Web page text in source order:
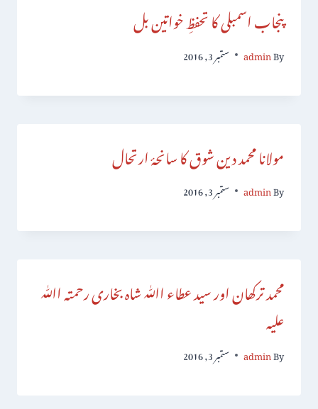
پنجاب اسمبلی کا تحفظِ خواتین بل
By
admin ستمبر 3, 2016
مولانا محمد دین شوق کا سانحۂ ارتحال
By
admin ستمبر 3, 2016
محمد ترکھان اور سید عطاء اﷲ شاہ بخاری رحمتہ اﷲ
علیہ
By
admin ستمبر 3, 2016